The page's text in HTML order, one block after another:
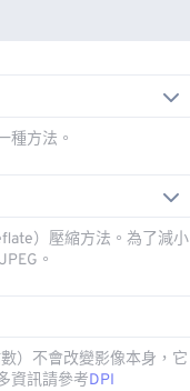
種方法。
）壓縮方法。為了減小
。
）不會改變影像本身，它
資訊請參考DPI